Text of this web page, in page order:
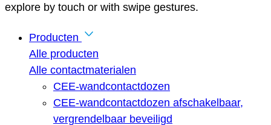
explore by touch or with swipe gestures.
Producten
Alle producten
Alle contactmaterialen
CEE-wandcontactdozen
CEE-wandcontactdozen afschakelbaar,
vergrendelbaar beveiligd